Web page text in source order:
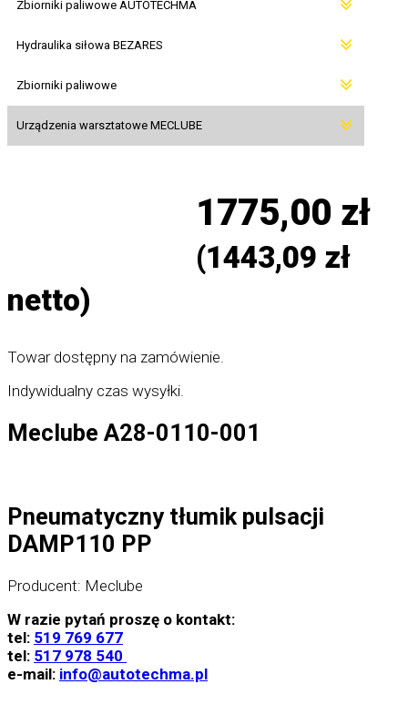
Zbiorniki paliwowe AUTOTECHMA
Hydraulika siłowa BEZARES
Zbiorniki paliwowe
Urządzenia warsztatowe MECLUBE
1775,00 zł
(1443,09 zł
netto)
Towar dostępny na zamówienie.
Indywidualny czas wysyłki.
Meclube A28-0110-001
Pneumatyczny tłumik pulsacji
DAMP110 PP
Producent: Meclube
W razie pytań proszę o kontakt:
tel: 519 769 677
tel: 517 978 540
e-mail: info@autotechma.pl